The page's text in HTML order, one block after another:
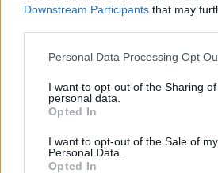
Downstream Participants that may
Personal Data Processing Opt
I want to opt-out of the Sharing
personal data.
Opted In
I want to opt-out of the Sale of my
Personal Data.
Opted In
Επιτροπή Ανταγωνισμού:
άσκησης για 4η χρονιά -
Ποιους αφορά